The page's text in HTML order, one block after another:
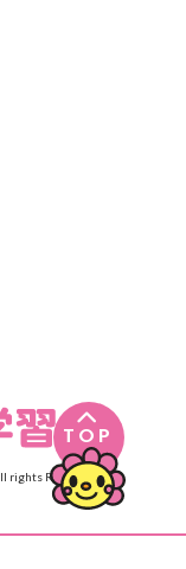
TOP
rights Reserved.